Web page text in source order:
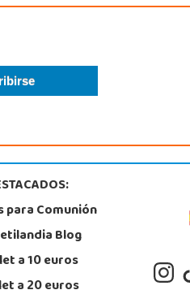
para Comunión
Blog
a 10 euros